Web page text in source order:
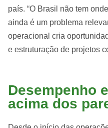
país. “O Brasil não tem
ainda é um problema
operacional cria
e estruturação de projetos
Desempenho
acima dos